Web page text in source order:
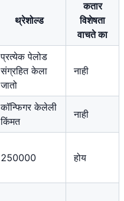
थ्रेशोल्ड
कतार
विशेषता
वाचते का
प्रत्येक पेलोड
संग्रहित केला
जातो
नाही
कॉन्फिगर केलेली
किंमत
नाही
250000 होय